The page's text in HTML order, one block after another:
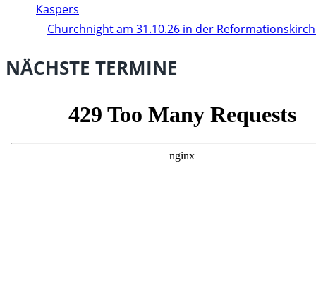
Churchnight am 31.10.26 in der
NÄCHSTE TERMINE